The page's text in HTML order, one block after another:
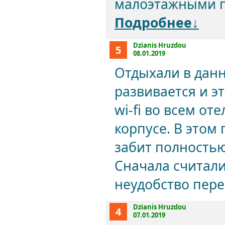
малоэтажными
Подробнее↓
5
Dzianis Hruzdou
08.01.2019
Отдыхали в
развивается и
wi-fi во всем
корпусе. В этом
забит
Сначала
неудобство
4
Dzianis Hruzdou
07.01.2019